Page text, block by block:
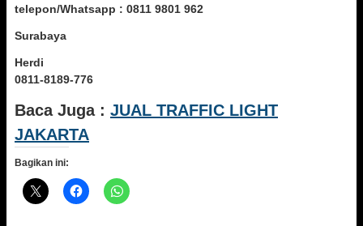
telepon/Whatsapp : 0811 9801 962
Surabaya
Herdi
0811-8189-776
Baca Juga : JUAL TRAFFIC LIGHT
JAKARTA
Bagikan ini: